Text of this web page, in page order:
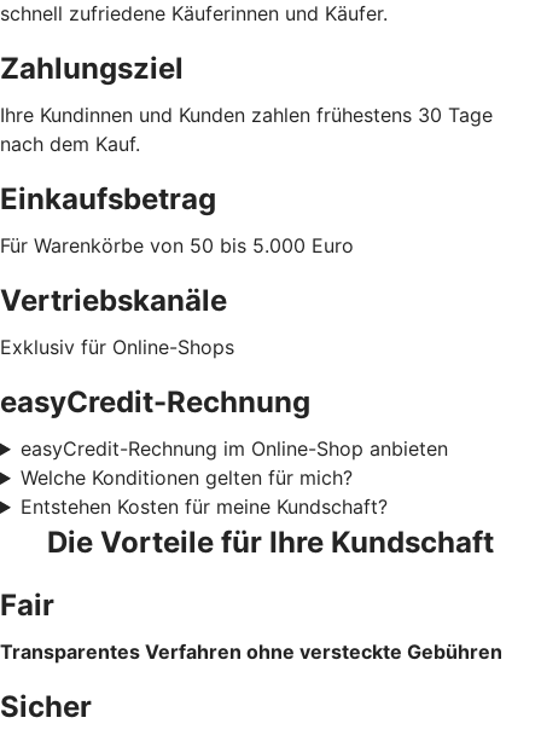
schnell zufriedene Käuferinnen und Käufer.
Zahlungsziel
Ihre Kundinnen und Kunden zahlen frühestens 30 Tage
nach dem Kauf.
Einkaufsbetrag
Für Warenkörbe von 50 bis 5.000 Euro
Vertriebskanäle
Exklusiv für Online-Shops
easyCredit-Rechnung
easyCredit-Rechnung im Online-Shop anbieten
Welche Konditionen gelten für mich?
Entstehen Kosten für meine Kundschaft?
Die Vorteile für Ihre Kundschaft
Fair
Transparentes Verfahren ohne versteckte Gebühren
Sicher